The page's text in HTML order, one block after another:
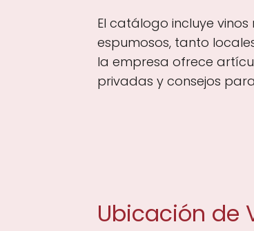
El catálogo incluye
espumosos, tanto
la empresa ofrece
privadas y consejos
Ubicación de